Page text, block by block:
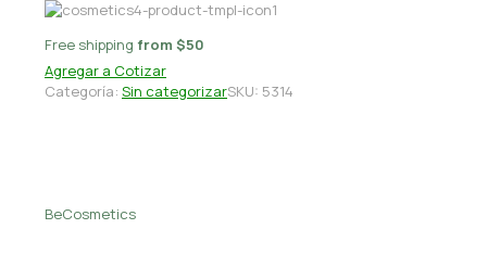
Free shipping from $50
Agregar a Cotizar
Categoría: Sin categorizarSKU: 5314
BeCosmetics